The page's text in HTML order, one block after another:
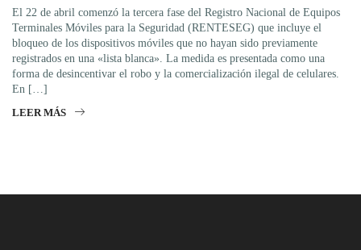
El 22 de abril comenzó la tercera fase del Registro Nacional de Equipos
Terminales Móviles para la Seguridad (RENTESEG) que incluye el
bloqueo de los dispositivos móviles que no hayan sido previamente
registrados en una «lista blanca». La medida es presentada como una
forma de desincentivar el robo y la comercialización ilegal de celulares.
En […]
LEER MÁS